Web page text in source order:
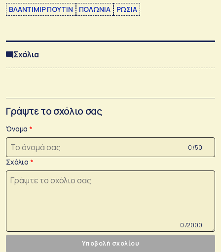
ΒΛΑΝΤΙΜΙΡ ΠΟΥΤΙΝ ΠΟΛΩΝΙΑ ΡΩΣΙΑ
Σχόλια
Γράψτε το σχόλιο σας
Όνομα
0 /50
Σχόλιο
0 /2000
Υποβολή σχολίου